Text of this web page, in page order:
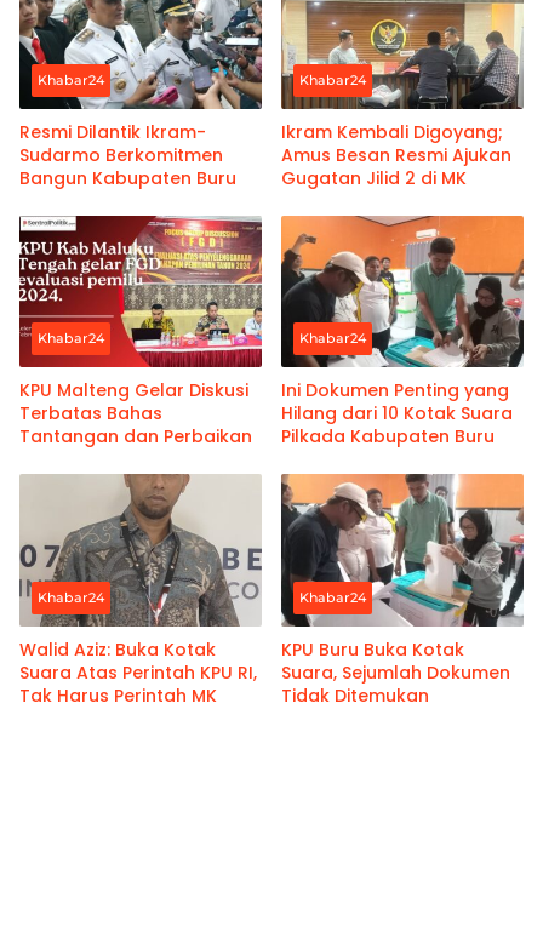
Khabar24
Resmi Dilantik Ikram-
Sudarmo Berkomitmen
Bangun Kabupaten Buru
Khabar24
Ikram Kembali Digoyang;
Amus Besan Resmi Ajukan
Gugatan Jilid 2 di MK
Khabar24
KPU Malteng Gelar Diskusi
Terbatas Bahas
Tantangan dan Perbaikan
Khabar24
Ini Dokumen Penting yang
Hilang dari 10 Kotak Suara
Pilkada Kabupaten Buru
Khabar24
Walid Aziz: Buka Kotak
Suara Atas Perintah KPU RI,
Tak Harus Perintah MK
Khabar24
KPU Buru Buka Kotak
Suara, Sejumlah Dokumen
Tidak Ditemukan